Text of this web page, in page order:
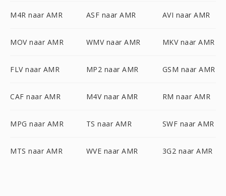
M4R naar AMR ASF naar AMR AVI naar AMR
MOV naar AMR WMV naar AMR MKV naar AMR
FLV naar AMR MP2 naar AMR GSM naar AMR
CAF naar AMR M4V naar AMR RM naar AMR
MPG naar AMR TS naar AMR SWF naar AMR
MTS naar AMR WVE naar AMR 3G2 naar AMR